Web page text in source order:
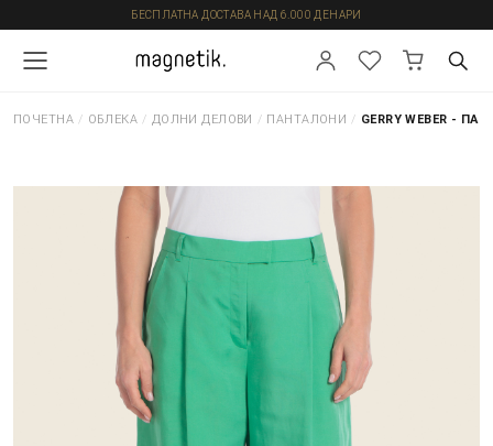
БЕСПЛАТНА ДОСТАВА НАД 6.000 ДЕНАРИ
ПОЧЕТНА / ОБЛЕКА / ДОЛНИ ДЕЛОВИ / ПАНТАЛОНИ / GERRY WEBER -